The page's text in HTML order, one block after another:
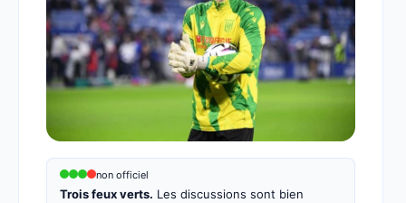
non officiel
Trois feux verts. Les discussions sont bien